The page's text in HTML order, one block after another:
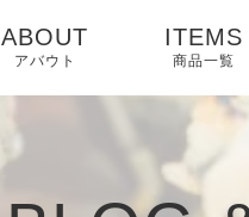
ABOUT
アバウト
ITEMS
商品一覧